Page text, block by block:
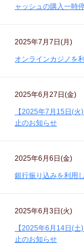
ャッシュの購入一時
2025年7月7日(月)
オンラインカジノを
2025年6月27日(金)
【2025年7月15日(
止のお知らせ
2025年6月6日(金)
銀行振り込みを利用
2025年6月3日(火)
【2025年6月14日(
止のお知らせ